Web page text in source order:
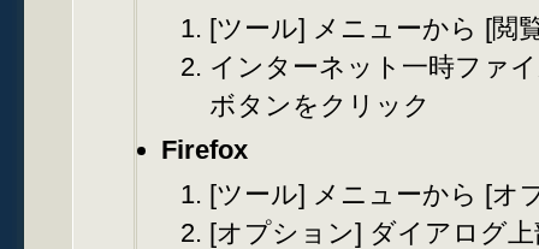
[ツール] メニューから [閲
インターネット一時ファ
ボタンをクリック
Firefox
[ツール] メニューから [オ
[オプション] ダイアログ